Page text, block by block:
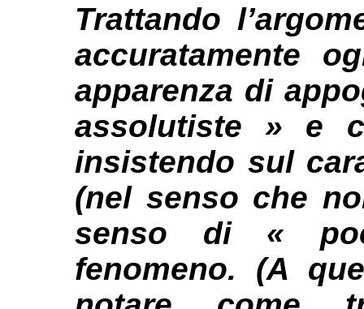
Trattando
accuratamente
apparenza di
assolutiste » e
insistendo sul
(nel senso che
senso di «
fenomeno. (A